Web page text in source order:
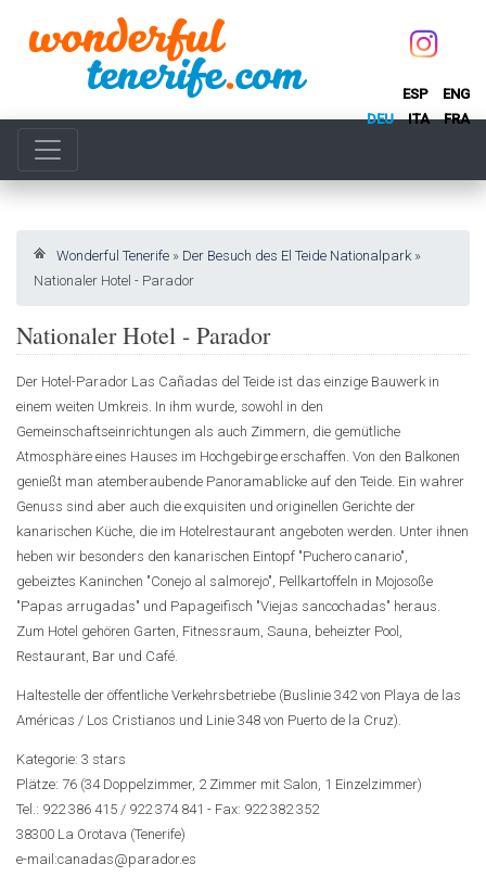
ESP
ENG
DEU
ITA FRA
Wonderful Tenerife » Der Besuch des El Teide Nationalpark»
Nationaler Hotel - Parador
Nationaler Hotel - Parador
Der Hotel-Parador Las Cañadas del Teide ist das einzige Bauwerk in
einem weiten Umkreis. In ihm wurde, sowohl in den
Gemeinschaftseinrichtungen als auch Zimmern, die gemütliche
Atmosphäre eines Hauses im Hochgebirge erschaffen. Von den Balkonen
genießt man atemberaubende Panoramablicke auf den Teide. Ein wahrer
Genuss sind aber auch die exquisiten und originellen Gerichte der
kanarischen Küche, die im Hotelrestaurant angeboten werden. Unter ihnen
heben wir besonders den kanarischen Eintopf "Puchero canario",
gebeiztes Kaninchen "Conejo al salmorejo", Pellkartoffeln in Mojosoße
"Papas arrugadas" und Papageifisch "Viejas sancochadas" heraus.
Zum Hotel gehören Garten, Fitnessraum, Sauna, beheizter Pool,
Restaurant, Bar und Café.
Haltestelle der öffentliche Verkehrsbetriebe (Buslinie 342 von Playa de las
Américas / Los Cristianos und Linie 348 von Puerto de la Cruz).
Kategorie: 3 stars
Plätze: 76 (34 Doppelzimmer, 2 Zimmer mit Salon, 1 Einzelzimmer)
Tel.: 922 386 415 / 922 374 841 - Fax: 922 382 352
38300 La Orotava (Tenerife)
e-mail:canadas@parador.es